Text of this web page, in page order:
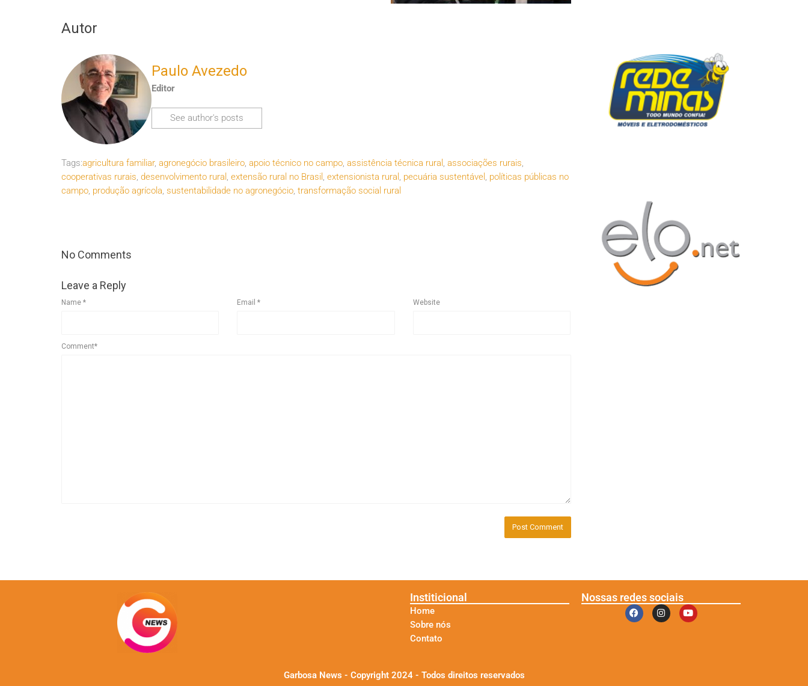
Autor
Paulo Avezedo
Editor
See author's posts
Tags:agricultura familiar, agronegócio brasileiro, apoio técnico no campo, assistência técnica rural , associações rurais,
cooperativas rurais, desenvolvimento rural , extensão rural no Brasil , extensionista rural , pecuária sustentável , políticas públicas no
campo, produção agrícola, sustentabilidade no agronegócio, transformação social rural
No Comments
Leave a Reply
Name * Email* Website
Comment*
Institicional
Home
Sobre nós
Contato
Nossas redes sociais
Garbosa News - Copyright 2024 - Todos direitos reservados